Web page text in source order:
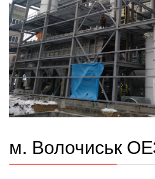
м. Волочиськ